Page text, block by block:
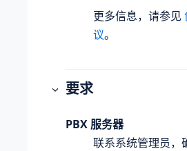
更多信息，请参见
议。
要求
PBX 服务器
联系系统管理员，